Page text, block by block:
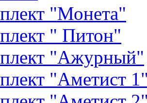
"Монета"
" Питон"
"Ажурный"
"Аметист 1"